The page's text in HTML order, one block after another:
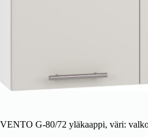
VENTO G-80/72 yläkaappi, väri: